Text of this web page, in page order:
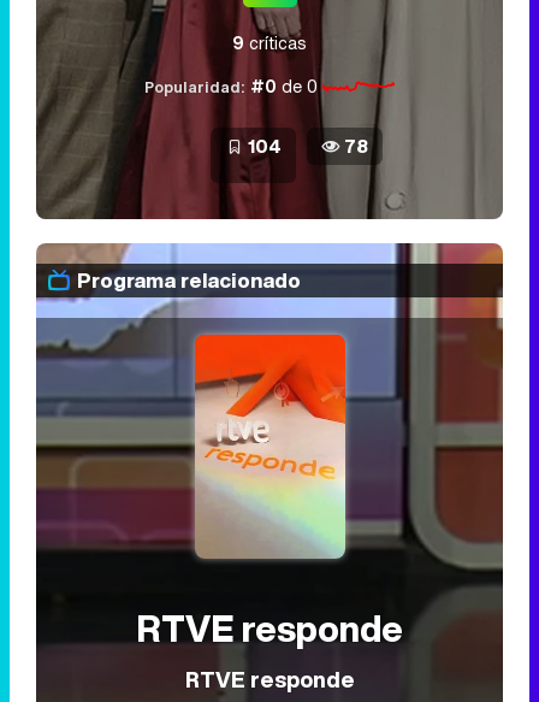
9 críticas
Popularidad: #0 de 0
104 78
Programa relacionado
RTVE responde
RTVE responde